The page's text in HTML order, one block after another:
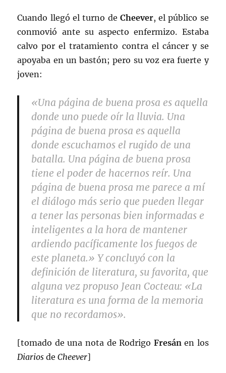
Cuando llegó el turno de Cheever, el público se
conmovió ante su aspecto enfermizo. Estaba
calvo por el tratamiento contra el cáncer y se
apoyaba en un bastón; pero su voz era fuerte y
joven:
«Una página de buena prosa es aquella
donde uno puede oír la lluvia. Una
página de buena prosa es aquella
donde escuchamos el rugido de una
batalla. Una página de buena prosa
tiene el poder de hacernos reír. Una
página de buena prosa me parece a mí
el diálogo más serio que pueden llegar
a tener las personas bien informadas e
inteligentes a la hora de mantener
ardiendo pacíficamente los fuegos de
este planeta.» Y concluyó con la
definición de literatura, su favorita, que
alguna vez propuso Jean Cocteau: «La
literatura es una forma de la memoria
que no recordamos».
[tomado de una nota de Rodrigo Fresánen los
Diarios deCheever]